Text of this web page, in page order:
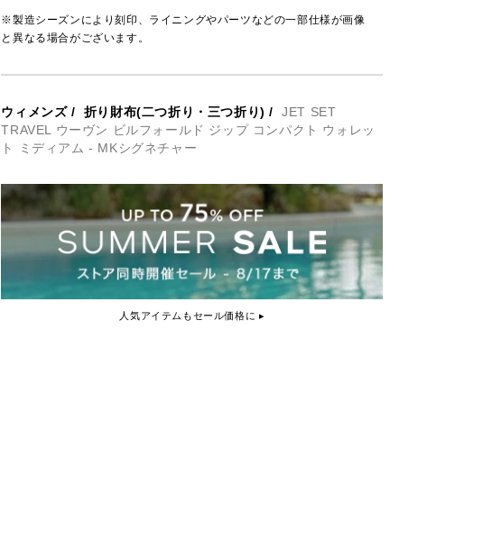
※製造シーズンにより刻印、ライニングやパーツなどの一部仕様が画像
と異なる場合がございます。
ウィメンズ/ 折り財布(二つ折り・三つ折り) /
JET SET
TRAVEL ウーヴン ビルフォールド ジップ コンパクト ウォレッ
ト ミディアム - MKシグネチャー
人気アイテムもセール価格に ▸